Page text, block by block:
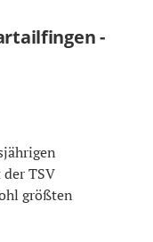
-
der TSV
größten